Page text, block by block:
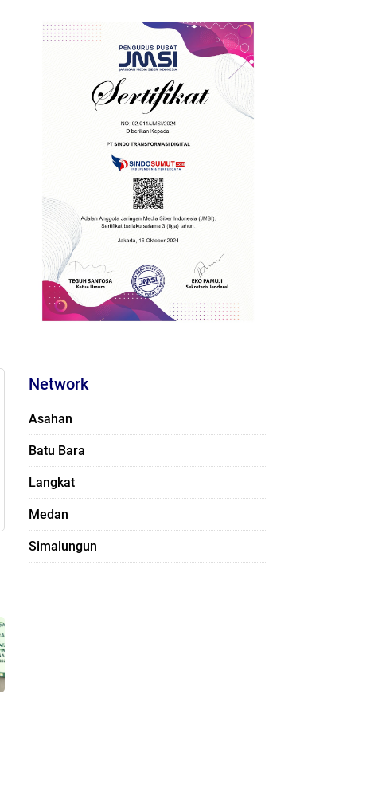
Network
Asahan
Batu Bara
Langkat
Medan
Simalungun